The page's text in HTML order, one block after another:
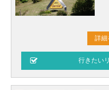
詳細